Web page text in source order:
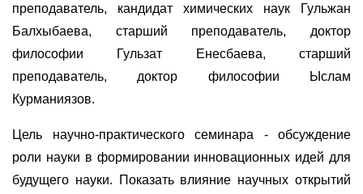
преподаватель, кандидат химических наук Гульжан
Балхыбаева, старший преподаватель, доктор
философии Гульзат Енесбаева, старший
преподаватель, доктор философии Ыслам
Курманиязов.
Цель научно-практического семинара - обсуждение
роли науки в формировании инновационных идей для
будущего науки. Показать влияние научных открытий